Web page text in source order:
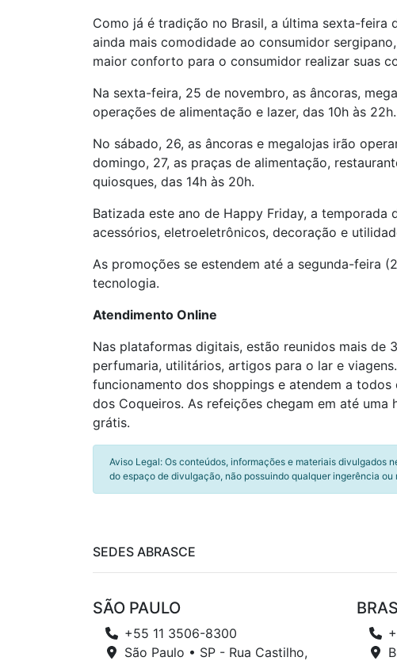
Como já é tradição no Brasil, a última sexta-
ainda mais comodidade ao consumidor
maior conforto para o consumidor realizar suas
Na sexta-feira, 25 de novembro, as âncoras,
operações de alimentação e lazer, das 10h às
No sábado, 26, as âncoras e megalojas irão
domingo, 27, as praças de alimentação,
quiosques, das 14h às 20h.
Batizada este ano de Happy Friday, a
acessórios, eletroeletrônicos, decoração e
As promoções se estendem até a segunda-feira
tecnologia.
Atendimento Online
Nas plataformas digitais, estão reunidos mais de
perfumaria, utilitários, artigos para o lar e
funcionamento dos shoppings e atendem a
dos Coqueiros. As refeições chegam em até
grátis.
Aviso Legal: Os conteúdos, informações e materiais divulgados
do espaço de divulgação, não possuindo qualquer ingerência
SEDES ABRASCE
SÃO PAULO
+55 11 3506-8300
São Paulo • SP - Rua Castilho,